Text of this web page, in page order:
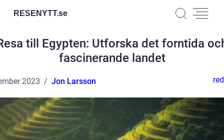
RESENYTT.se
till Egypten: Utforska det forntida
fascinerande landet
2023 Jon Larsson